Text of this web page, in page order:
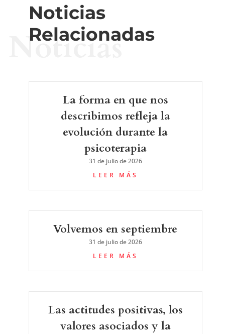
Noticias
Relacionadas
Noticias
La forma en que nos
describimos refleja la
evolución durante la
psicoterapia
31 de julio de 2026
LEER MÁS
Volvemos en septiembre
31 de julio de 2026
LEER MÁS
Las actitudes positivas, los
valores asociados y la